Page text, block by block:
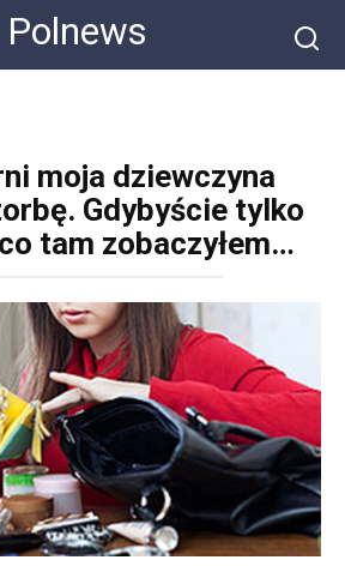
Polnews
moja dziewczyna
Gdybyście tylko
tam zobaczyłem…